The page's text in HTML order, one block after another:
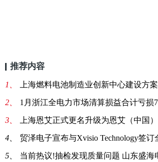
推荐内容
1、 上海燃料电池制造业创新中心建设方案通过
2、 1月浙江全电力市场清算损益合计亏损
3、 上海恩艾正式更名升级为恩艾（中国），助力浦
4、 贸泽电子宣布与Xvisio Technology签订
5、 当前热议!抽检发现质量问题 山东盛海电器被暂